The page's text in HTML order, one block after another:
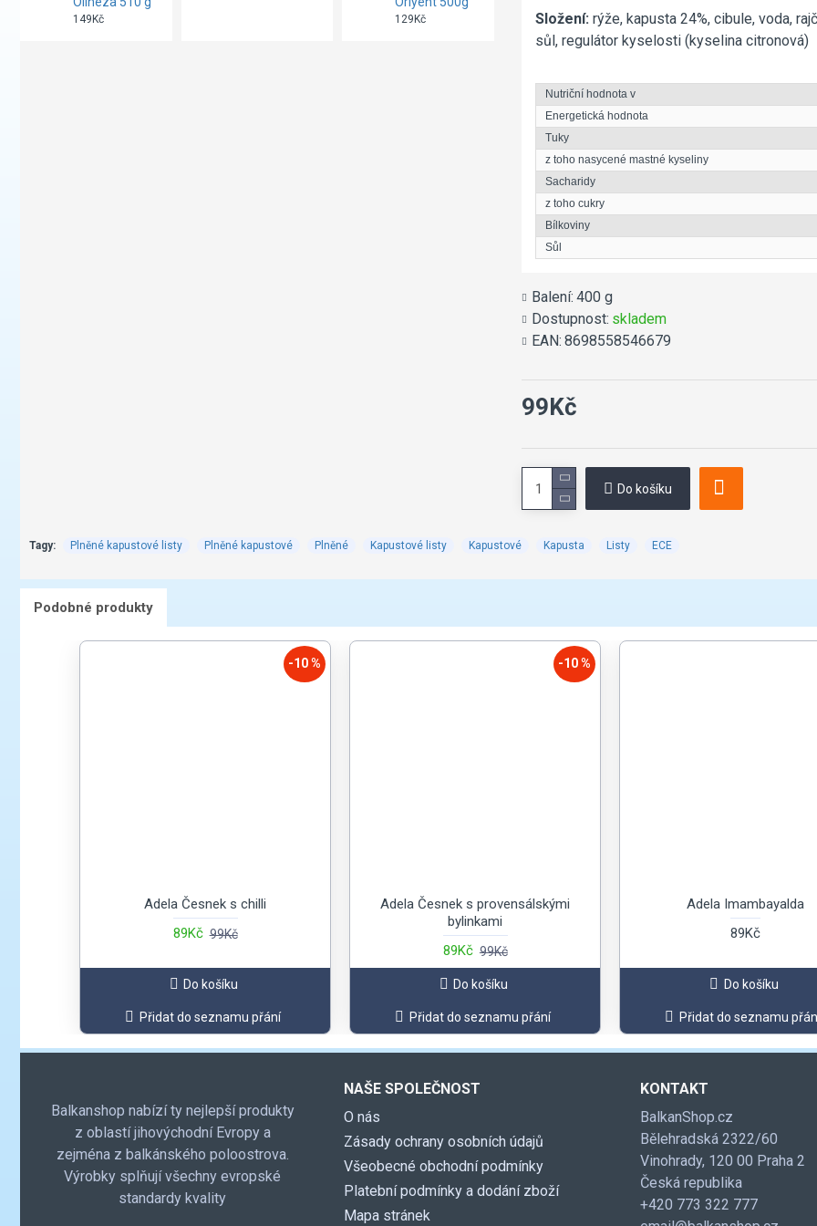
149Kč 129Kč 399Kč
Složení: rýže, kapusta 24%, cibule, voda,
sůl, regulátor kyselosti (kyselina citronová)
Nutriční hodnota v
Energetická hodnota
Tuky
z toho nasycené mastné kyseliny
Sacharidy
z toho cukry
Bílkoviny
Sůl
Balení: 400 g
Dostupnost: skladem
EAN: 8698558546679
99Kč
Do košíku
Tagy: Plněné kapustové listy Plněné kapustové Plněné Kapustové listy Kapustové Kapusta Listy ECE
Podobné produkty
-10 %
Adela Česnek s chilli
89Kč 99Kč
Do košíku
Přidat do seznamu přání
-10 %
Adela Česnek s provensálskými
bylinkami
89Kč 99Kč
Do košíku
Přidat do seznamu přání
Adela Imambayalda
89Kč
Do košíku
Přidat do seznamu
Balkanshop nabízí ty nejlepší produkty
z oblastí jihovýchodní Evropy a
zejména z balkánského poloostrova.
Výrobky splňují všechny evropské
standardy kvality
NAŠE SPOLEČNOST
O nás
Zásady ochrany osobních údajů
Všeobecné obchodní podmínky
Platební podmínky a dodání zboží
Mapa stránek
KONTAKT
BalkanShop.cz
Bělehradská 2322/60
Vinohrady, 120 00 Praha 2
Česká republika
+420 773 322 777